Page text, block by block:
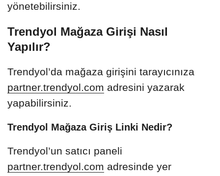
yönetebilirsiniz.
Trendyol Mağaza Girişi Nasıl
Yapılır?
Trendyol’da mağaza girişini tarayıcınıza
partner.trendyol.com adresini yazarak
yapabilirsiniz.
Trendyol Mağaza Giriş Linki Nedir?
Trendyol’un satıcı paneli
partner.trendyol.com adresinde yer